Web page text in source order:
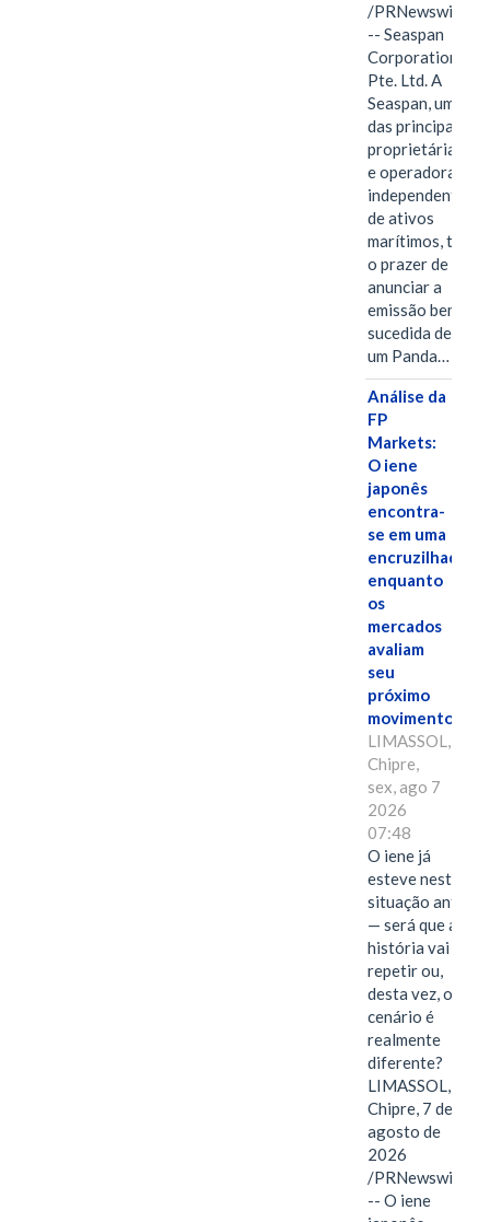
/PRNewswire/
-- Seaspan
Corporation
Pte. Ltd. A
Seaspan, uma
das principais
proprietárias
e operadoras
independentes
de ativos
marítimos, tem
o prazer de
anunciar a
emissão bem-
sucedida de
um Panda…
Análise da
FP
Markets:
O iene
japonês
encontra-
se em uma
encruzilhada
enquanto
os
mercados
avaliam
seu
próximo
movimento.
LIMASSOL,
Chipre,
sex, ago 7
2026
07:48
O iene já
esteve nesta
situação antes
— será que a
história vai se
repetir ou,
desta vez, o
cenário é
realmente
diferente?
LIMASSOL,
Chipre, 7 de
agosto de
2026
/PRNewswire/
-- O iene